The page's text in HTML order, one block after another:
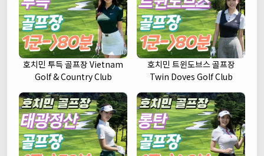
호치민 투득 골프장 Vietnam
Golf & Country Club
호치민 트윈도브스 골프장
Twin Doves Golf Club